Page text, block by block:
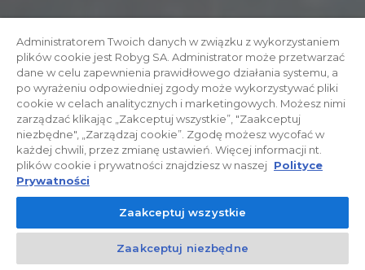
Administratorem Twoich danych w związku z wykorzystaniem
plików cookie jest Robyg SA. Administrator może przetwarzać
dane w celu zapewnienia prawidłowego działania systemu, a
po wyrażeniu odpowiedniej zgody może wykorzystywać pliki
cookie w celach analitycznych i marketingowych. Możesz nimi
zarządzać klikając „Zakceptuj wszystkie”, "Zaakceptuj
niezbędne", „Zarządzaj cookie”. Zgodę możesz wycofać w
każdej chwili, przez zmianę ustawień. Więcej informacji nt.
plików cookie i prywatności znajdziesz w naszej Polityce
Prywatności
Zaakceptuj wszystkie
Zaakceptuj niezbędne